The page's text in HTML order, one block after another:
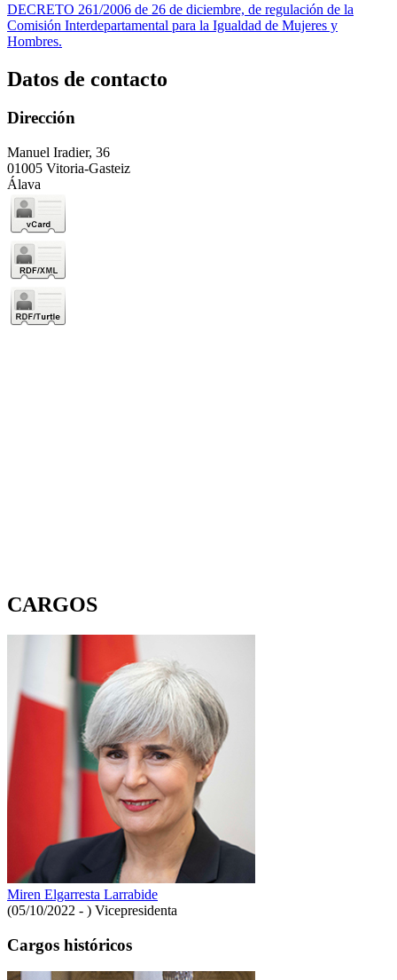
DECRETO 261/2006 de 26 de diciembre, de regulación de la
Comisión Interdepartamental para la Igualdad de Mujeres y
Hombres.
Datos de contacto
Dirección
Manuel Iradier, 36
01005 Vitoria-Gasteiz
Álava
CARGOS
Miren Elgarresta Larrabide
(05/10/2022 - ) Vicepresidenta
Cargos históricos